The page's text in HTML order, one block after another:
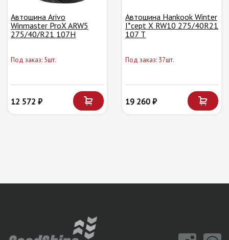
Автошина Arivo
Winmaster ProX ARW5
275/40/R21 107H
Под заказ: 5шт.
12 572 ₽
Автошина Hankook Winter
I*cept X RW10 275/40R21
107 T
Под заказ: 37шт.
19 260 ₽